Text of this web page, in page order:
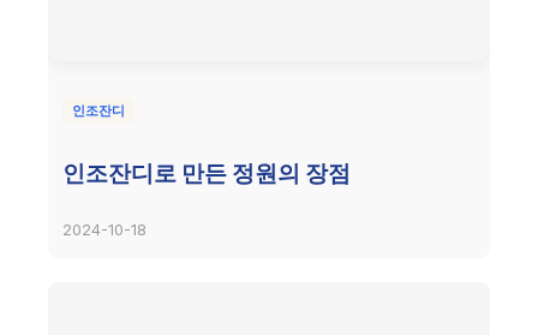
인조잔디
인조잔디로 만든 정원의 장점
2024-10-18